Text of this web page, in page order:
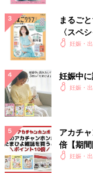
まるご
〈スペ
妊娠・
妊娠中
妊娠・
アカチ
倍【期間
妊娠・